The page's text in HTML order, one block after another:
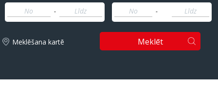
-
-
Meklēšana kartē Meklēt